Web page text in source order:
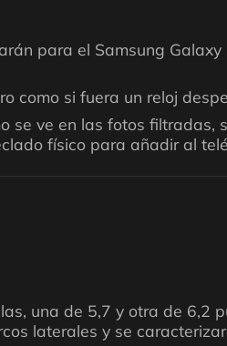
para el Samsung
como si fuera un reloj
se ve en las fotos
físico para añadir al
una de 5,7 y otra de 6,2
laterales y se